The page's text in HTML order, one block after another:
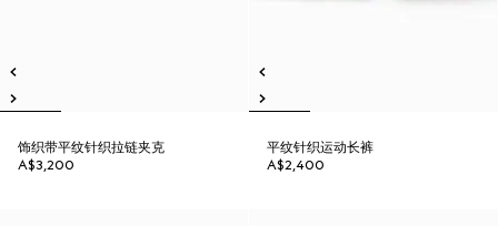
饰织带平纹针织拉链夹克
A$3,200
平纹针织运动长裤
A$2,400